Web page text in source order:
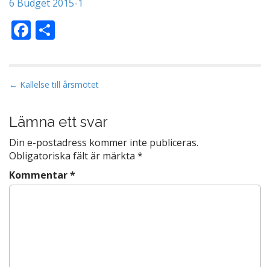
6 Budget 2015-1
F
b
o
k
P
s
t
n
a
v
← Kallelse till årsmötet
Lämna ett svar
Din e-postadress kommer inte publiceras.
Obligatoriska fält är märkta *
Kommentar*